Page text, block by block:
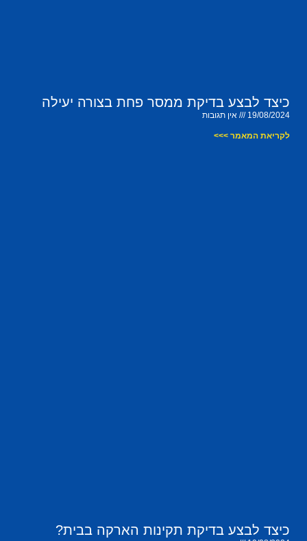
כיצד לבצע בדיקת ממסר פחת בצורה יעילה
19/08/2024 אין תגובות
לקריאת המאמר >>>
כיצד לבצע בדיקת תקינות הארקה בבית?